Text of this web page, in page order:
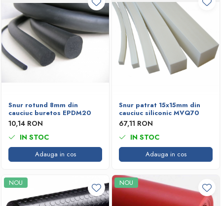
Snur rotund 8mm din
cauciuc buretos EPDM20
10,14 RON
IN STOC
Adauga in cos
Snur patrat 15x15mm din
cauciuc siliconic MVQ70
67,11 RON
IN STOC
Adauga in cos
NOU NOU